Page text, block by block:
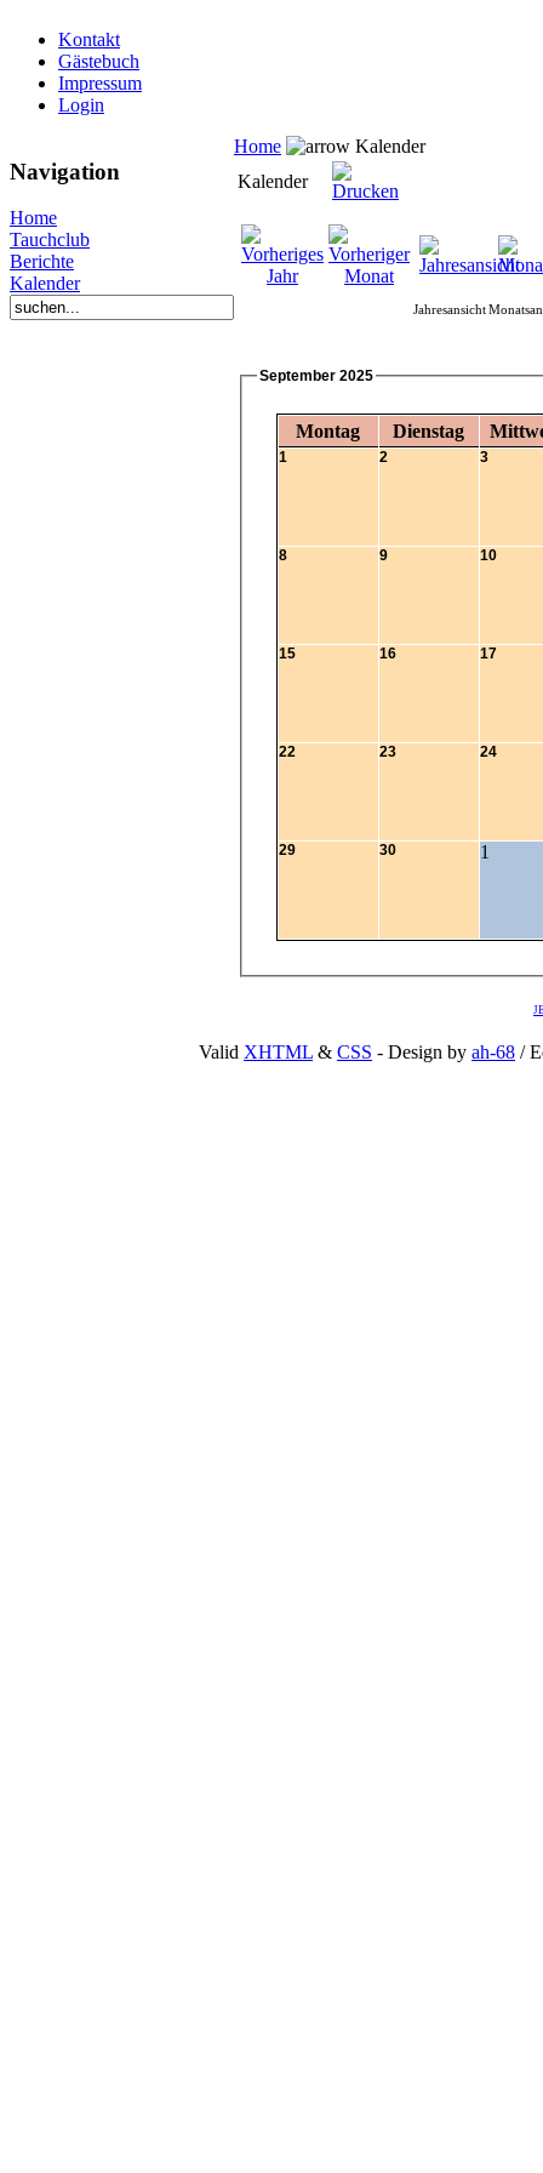
Kontakt
Gästebuch
Impressum
Login
Navigation
Home
Tauchclub
Berichte
Kalender
Home
Kalender
Kalender
Jahresansicht
September 2025
Montag Dienstag
1 2 3
8 9 10
15 16 17
22 23 24
29 30 1
Valid XHTML & CSS - Design by ah-68 /